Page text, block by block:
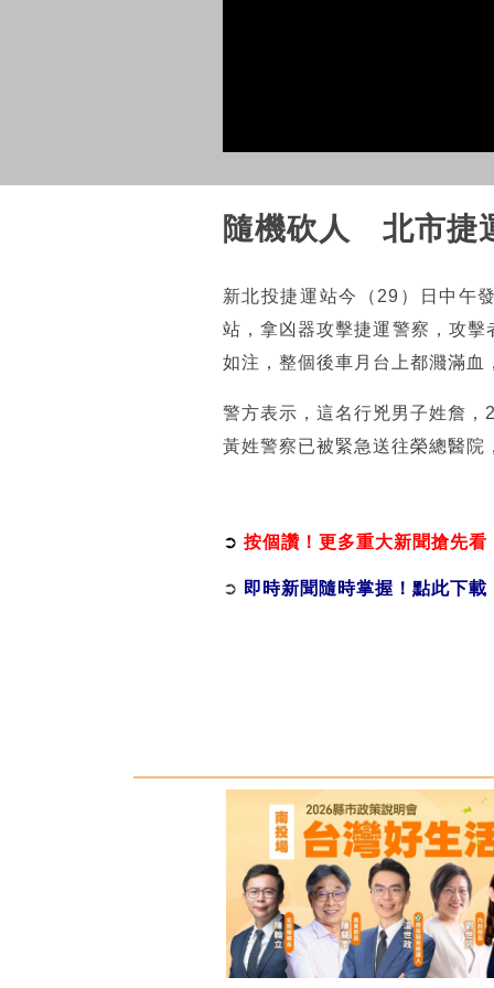
隨機砍人 北市捷
新北投捷運站今（29）日中午
站，拿凶器攻擊捷運警察，攻
如注，整個後車月台上都濺滿
警方表示，這名行兇男子姓詹
黃姓警察已被緊急送往榮總醫
➲ 按個讚！更多重大新聞搶先看
➲ 即時新聞隨時掌握！點此下